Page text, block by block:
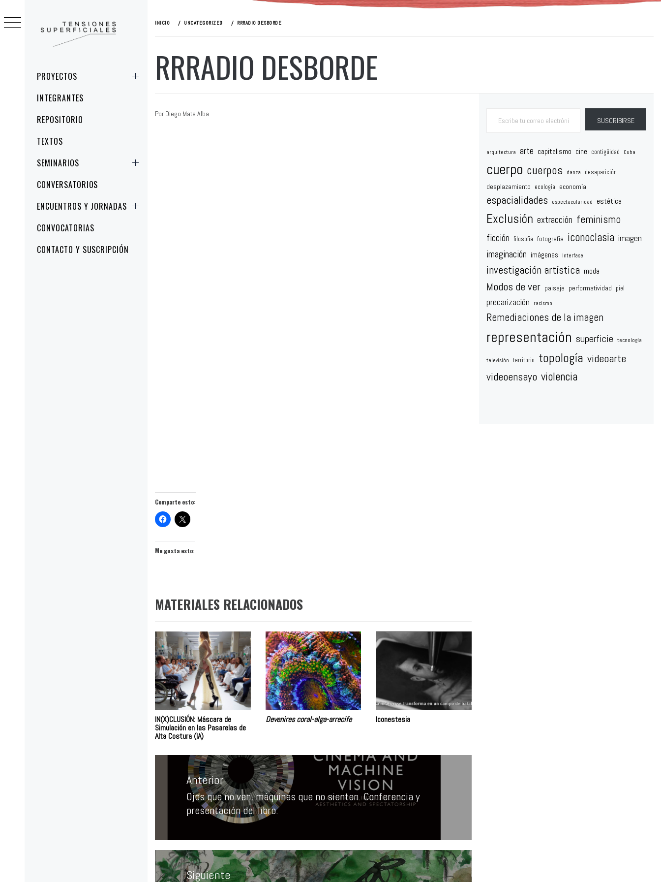
principalPROYECTOS
INTEGRANTES
REPOSITORIO
TEXTOS
SEMINARIOS
CONVERSATORIOS
ENCUENTROS Y JORNADAS
CONVOCATORIAS
CONTACTO Y SUSCRIPCIÓN
al
contenido
INICIO UNCATEGORIZED RRRADIO DESBORDE
RRRADIO DESBORDE
Por Diego Mata Alba
Comparte esto:
Me gusta esto:
MATERIALES RELACIONADOS
IN(X)CLUSIÓN: Máscara de
Simulación en las Pasarelas de
Alta Costura (IA)
Devenires coral-alga-arrecife Iconestesia
Navegación
entradasAnterior
Entrada
anterior:
Ojos que no ven, máquinas que no sienten. Conferencia y
presentación del libro.
Siguiente
SUSCRIBIRSE
arquitectura arte capitalismo cine contigüidad Cuba
cuerpo cuerpos danza desaparición
desplazamiento ecología economía
espacialidades espectacularidad estética
Exclusión extracción feminismo
ficción filosofía fotografía iconoclasia imagen
imaginación imágenes Interfase
investigación artística moda
Modos de ver paisaje performatividad piel
precarización racismo
Remediaciones de la imagen
representación superficie tecnología
televisión territorio topología videoarte
videoensayo violencia